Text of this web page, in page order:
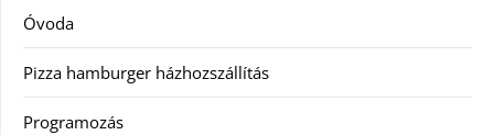
Óvoda
Pizza hamburger házhozszállítás
Programozás